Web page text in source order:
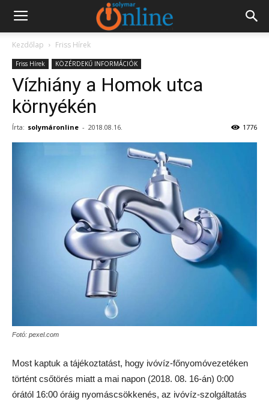
Kezdőlap Friss Hírek
Friss Hírek KÖZÉRDEKŰ INFORMÁCIÓK
Vízhiány a Homok utca
környékén
Írta: solymáronline - 2018.08.16. 1776
Fotó: pexel.com
Most kaptuk a tájékoztatást, hogy ivóvíz-főnyomóvezetéken
történt csőtörés miatt a mai napon (2018. 08. 16-án) 0:00
órától 16:00 óráig nyomáscsökkenés, az ivóvíz-szolgáltatás